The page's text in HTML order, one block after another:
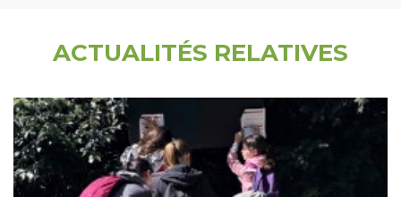
ACTUALITÉS RELATIVES